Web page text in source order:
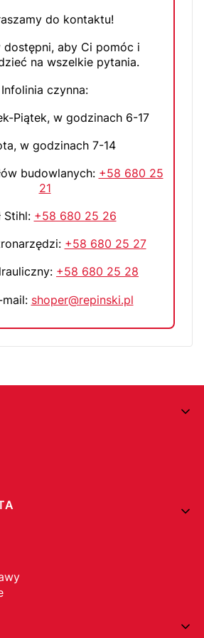
do kontaktu!
dostępni, aby Ci pomóc i
na wszelkie pytania.
Infolinia czynna:
Piątek, w godzinach 6-17
w godzinach 7-14
budowlanych: +58 680 25
21
Stihl: +58 680 25 26
+58 680 25 27
+58 680 25 28
shoper@repinski.pl